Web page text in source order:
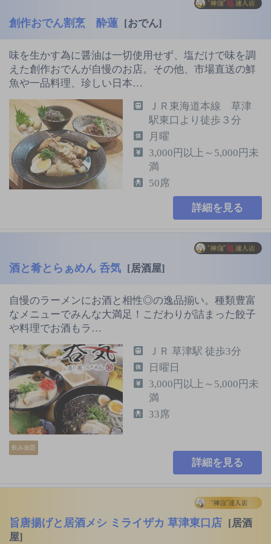
創作おでん割烹 酔蓮 [おでん]
味を生かす為に醤油は一切使用せず、塩だけで味を調
えた創作おでんが自慢のお店。その他、市場直送の鮮
魚や一品料理、珍しい日本…
ＪＲ東海道本線 草津
駅東口より徒歩３分
月曜
3,000円以上～5,000円未
満
50席
詳細を見る
酒と肴とらぁめん 呑気 [居酒屋]
自慢のラーメンにお酒と相性◎の逸品揃い。種類豊富
なメニューでみんな大満足！こだわりが詰まった餃子
や料理でお酒もラ…
飲み放題
ＪＲ 草津駅 徒歩3分
日曜日
3,000円以上～5,000円未
満
33席
詳細を見る
旨唐揚げと居酒メシ ミライザカ 草津東口店 [居酒
屋]